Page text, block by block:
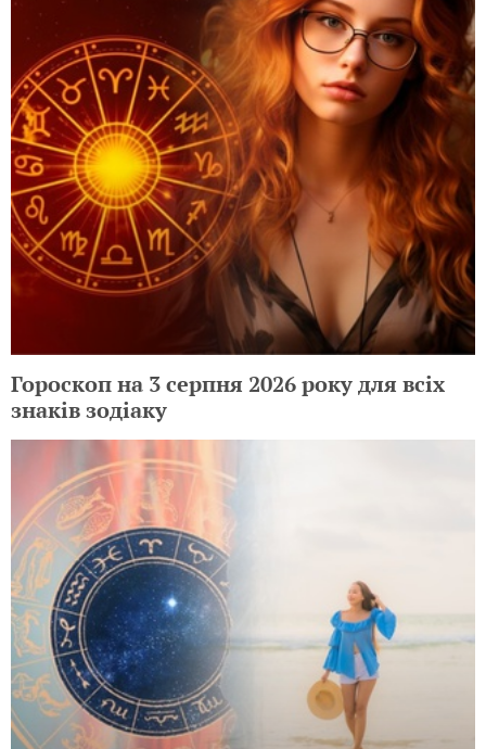
Гороскоп на 3 серпня 2026 року для всіх
знаків зодіаку